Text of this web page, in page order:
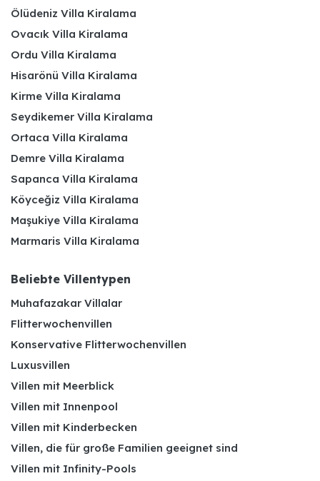
Ölüdeniz Villa Kiralama
Ovacık Villa Kiralama
Ordu Villa Kiralama
Hisarönü Villa Kiralama
Kirme Villa Kiralama
Seydikemer Villa Kiralama
Ortaca Villa Kiralama
Demre Villa Kiralama
Sapanca Villa Kiralama
Köyceğiz Villa Kiralama
Maşukiye Villa Kiralama
Marmaris Villa Kiralama
Beliebte Villentypen
Muhafazakar Villalar
Flitterwochenvillen
Konservative Flitterwochenvillen
Luxusvillen
Villen mit Meerblick
Villen mit Innenpool
Villen mit Kinderbecken
Villen, die für große Familien geeignet sind
Villen mit Infinity-Pools